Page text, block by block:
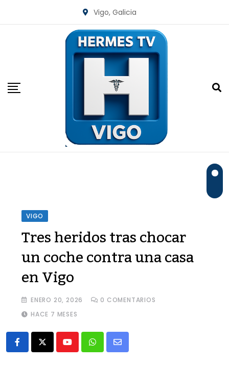
Vigo, Galicia
VIGO
Tres heridos tras chocar
un coche contra una casa
en Vigo
ENERO 20, 2026 0 COMENTARIOS
HACE 7 MESES
YoutubeWhatsapp
Share